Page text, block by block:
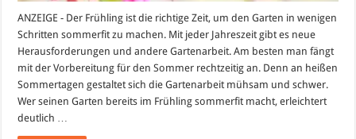
ANZEIGE - Der Frühling ist die richtige Zeit, um den Garten in wenigen
Schritten sommerfit zu machen. Mit jeder Jahreszeit gibt es neue
Herausforderungen und andere Gartenarbeit. Am besten man fängt
mit der Vorbereitung für den Sommer rechtzeitig an. Denn an heißen
Sommertagen gestaltet sich die Gartenarbeit mühsam und schwer.
Wer seinen Garten bereits im Frühling sommerfit macht, erleichtert
deutlich …